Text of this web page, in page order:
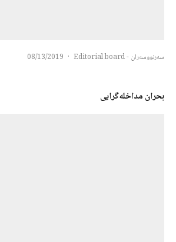
سەرنووسەران - Editorial board ·
08/13/2019
بحران مداخله‌گرایی